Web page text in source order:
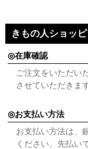
きもの人ショッ
在庫確認
ご注文をいただい
させていただきます
お支払い方法
お支払い方法は、
ください。先払い